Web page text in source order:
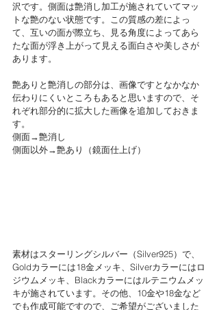
沢です。側面は艶消し加工が施されていてマッ
トな艶のない状態です。この質感の差によっ
て、互いの面が際立ち、見る角度によってあら
たな面が浮き上がって見える面白さや美しさが
あります。
艶ありと艶消しの部分は、画像ですとなかなか
伝わりにくいところもあると思いますので、そ
れぞれ部分的に拡大した画像を追加しておきま
す。
側面→艶消し
側面以外→艶あり（鏡面仕上げ）
素材はスターリングシルバー（Silver925）で、
Goldカラーには18金メッキ、Silverカラーにはロ
ジウムメッキ、Blackカラーにはルテニウムメッ
キが施されています。その他、10金や18金など
でも作成可能ですので、ご希望がございました